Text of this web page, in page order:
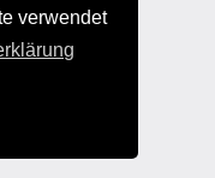
verwendet